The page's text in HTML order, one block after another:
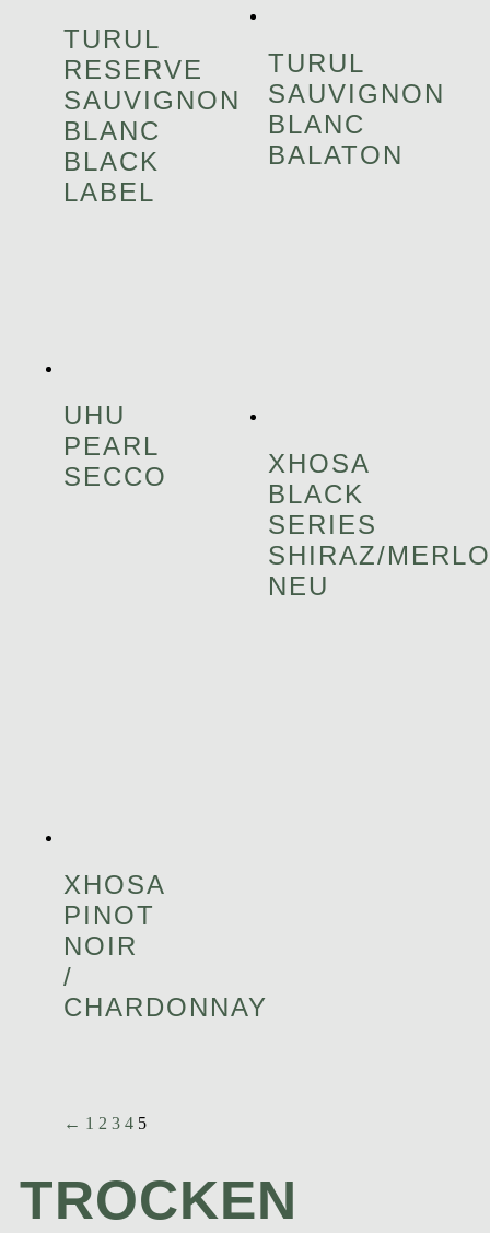
TURUL
RESERVE
SAUVIGNON
BLANC
BLACK
LABEL
TURUL
SAUVIGNON
BLANC
BALATON
UHU
PEARL
SECCO
XHOSA
BLACK
SERIES
SHIRAZ/
NEU
XHOSA
PINOT
NOIR
/
CHARDONNAY
← 1 2 3 4 5
TROCKEN